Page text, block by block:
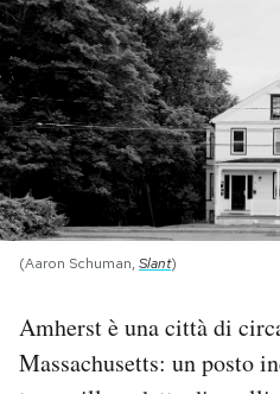
PODCAST
NEWSLETTER
I MIEI PREFERITI
CALENDARIO
(Aaron Schuman, Slant)
Amherst è una città di
Massachusetts: un posto